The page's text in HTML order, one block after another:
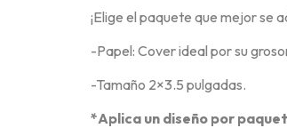
¡Elige el paquete que mejor se
-Papel: Cover ideal por su
-Tamaño 2×3.5 pulgadas.
*Aplica un diseño por